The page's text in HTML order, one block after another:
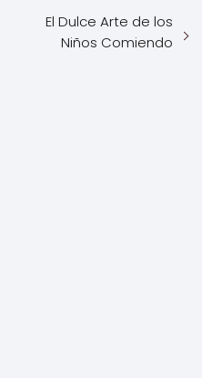
El Dulce Arte de los
Niños Comiendo